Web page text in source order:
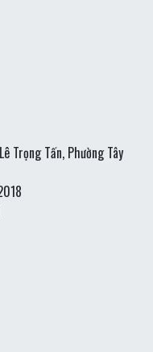
Trọng Tấn, Phường Tây